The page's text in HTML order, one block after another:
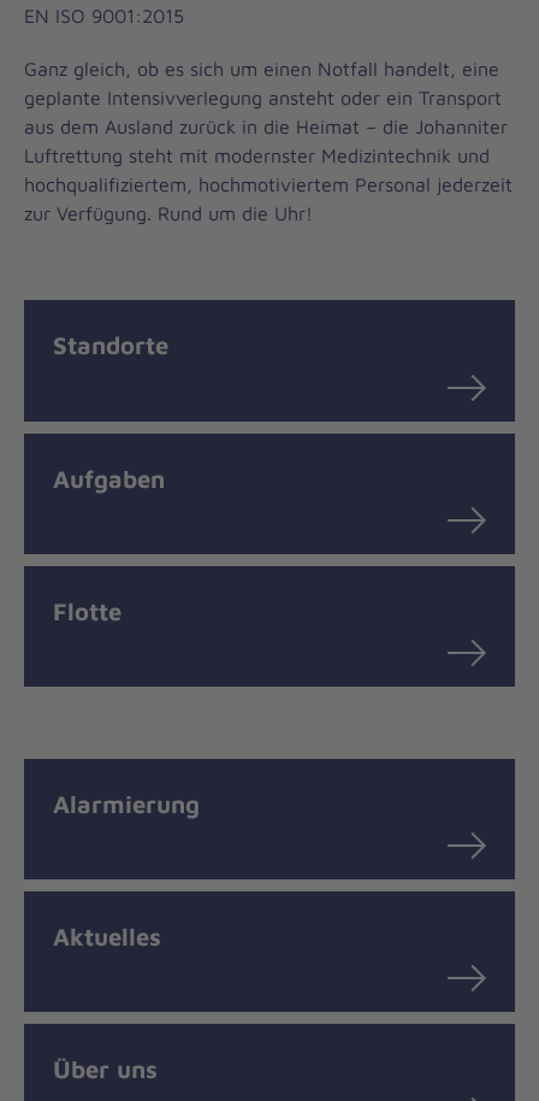
EN ISO 9001:2015
Ganz gleich, ob es sich um einen Notfall handelt, eine
geplante Intensivverlegung ansteht oder ein Transport
aus dem Ausland zurück in die Heimat – die Johanniter
Luftrettung steht mit modernster Medizintechnik und
hochqualifiziertem, hochmotiviertem Personal jederzeit
zur Verfügung. Rund um die Uhr!
Standorte
Aufgaben
Flotte
Alarmierung
Aktuelles
Über uns